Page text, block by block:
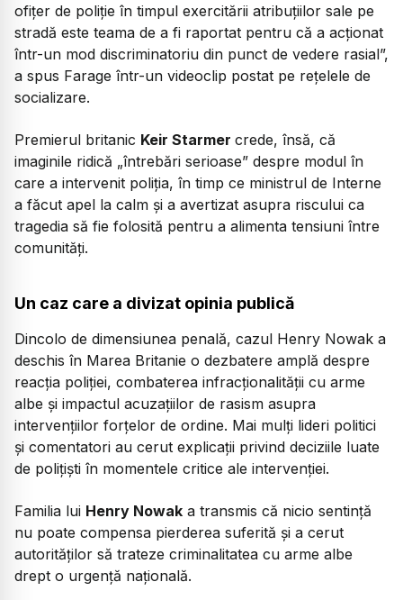
ofițer de poliție în timpul exercitării atribuțiilor sale pe
stradă este teama de a fi raportat pentru că a acționat
într-un mod discriminatoriu din punct de vedere rasial”,
a spus Farage într-un videoclip postat pe rețelele de
socializare.
Premierul britanic Keir Starmer crede, însă, că
imaginile ridică „întrebări serioase” despre modul în
care a intervenit poliția, în timp ce ministrul de Interne
a făcut apel la calm și a avertizat asupra riscului ca
tragedia să fie folosită pentru a alimenta tensiuni între
comunități.
Un caz care a divizat opinia publică
Dincolo de dimensiunea penală, cazul Henry Nowak a
deschis în Marea Britanie o dezbatere amplă despre
reacția poliției, combaterea infracționalității cu arme
albe și impactul acuzațiilor de rasism asupra
intervențiilor forțelor de ordine. Mai mulți lideri politici
și comentatori au cerut explicații privind deciziile luate
de polițiști în momentele critice ale intervenției.
Familia lui Henry Nowak a transmis că nicio sentință
nu poate compensa pierderea suferită și a cerut
autorităților să trateze criminalitatea cu arme albe
drept o urgență națională.